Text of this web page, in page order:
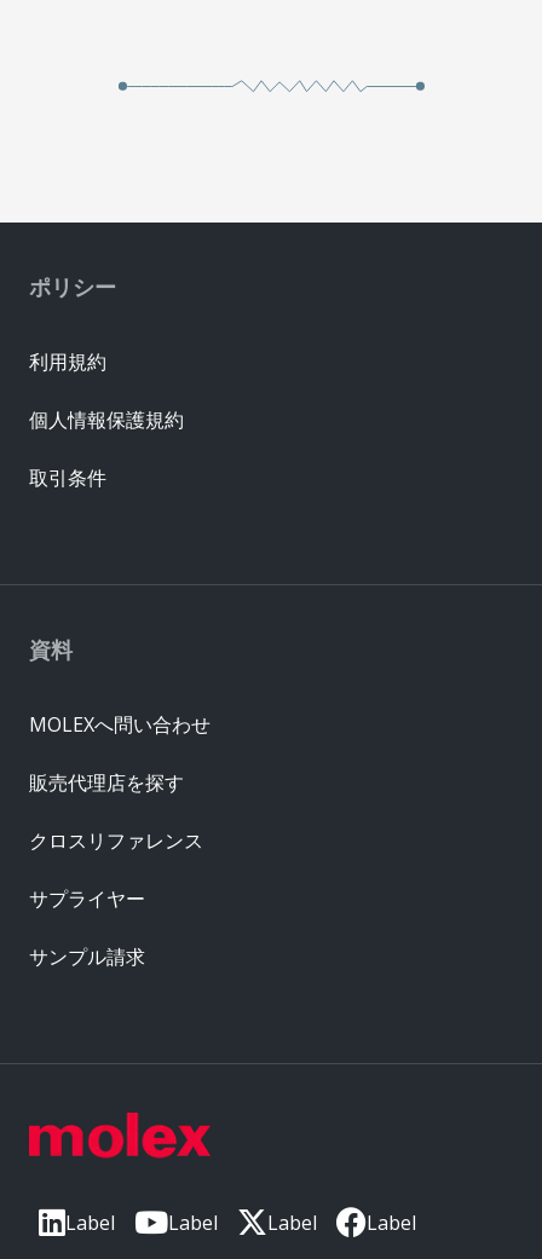
Label Label Label Label
資料
MOLEXへ問い合わせ
販売代理店を探す
クロスリファレンス
サプライヤー
サンプル請求
ポリシー
利用規約
個人情報保護規約
取引条件